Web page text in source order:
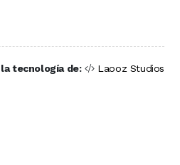
la tecnología de: Laooz Studios